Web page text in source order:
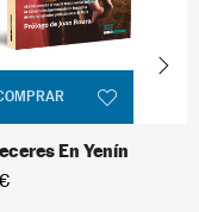
COMPRAR
Monte Real